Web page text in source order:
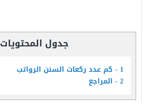
جدول المحتويات
1
كم عدد ركعات السنن الرواتب
2 المراجع